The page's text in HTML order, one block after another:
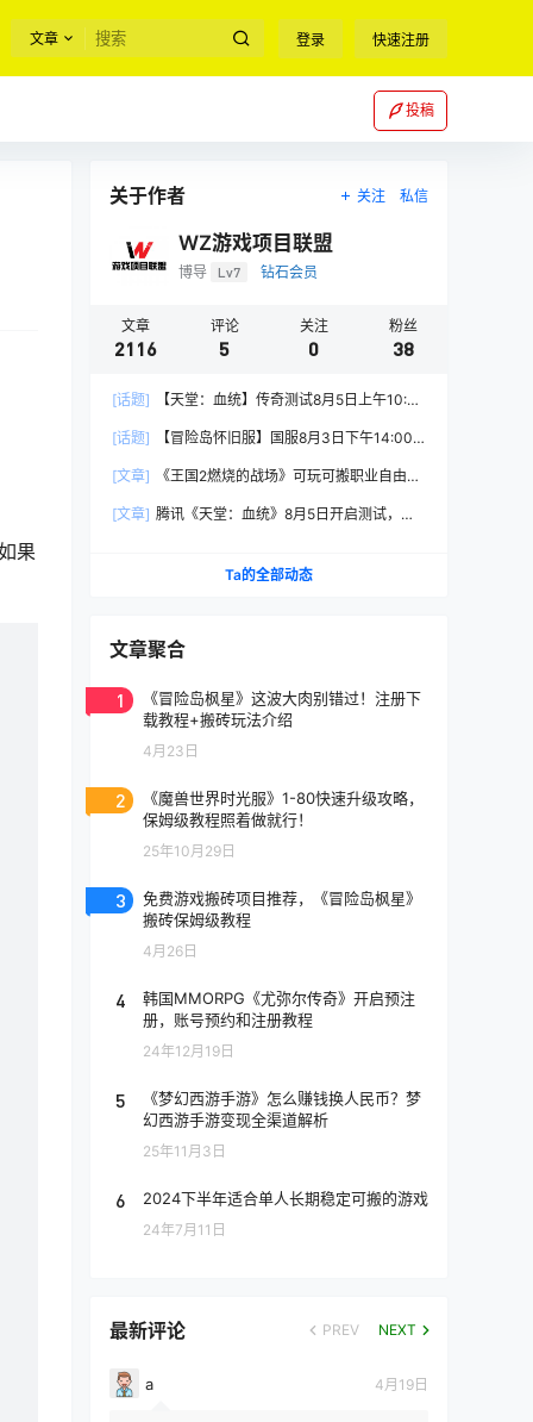
文章 登录 快速注册
投稿
果
关于作者 关注 私信
WZ游戏项目联盟
博导 Lv7 钻石会员
文章
2116
评论
5
关注
0
粉丝
38
[话题]
【天堂：血统】传奇测试8月5日上午10:00
[话题]
【冒险岛怀旧服】国服8月3日下午14:00
[文章]
《王国2燃烧的战场》可玩可搬职业自由，
[文章] 腾讯《天堂：血统》8月5日开启测试，
Ta的全部动态
文章聚合
1
《冒险岛枫星》这波大肉别错过！注册下
载教程+搬砖玩法介绍
4月23日
2
《魔兽世界时光服》1-80快速升级攻略，
保姆级教程照着做就行！
25年10月29日
3
免费游戏搬砖项目推荐，《冒险岛枫星》
搬砖保姆级教程
4月26日
4
韩国MMORPG《尤弥尔传奇》开启预注
册，账号预约和注册教程
24年12月19日
5
《梦幻西游手游》怎么赚钱换人民币？梦
幻西游手游变现全渠道解析
25年11月3日
6 2024下半年适合单人长期稳定可搬的游戏
24年7月11日
最新评论 PREV NEXT
a 4月19日